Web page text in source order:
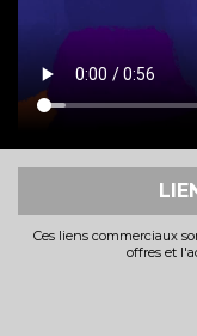
Ces liens commerciaux
offres et